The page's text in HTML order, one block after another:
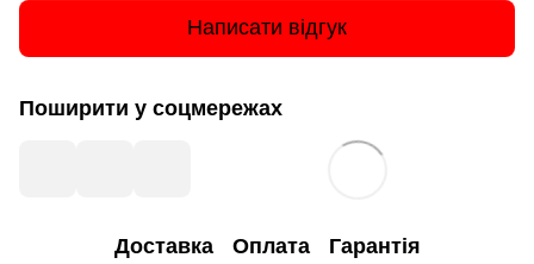
Написати відгук
Поширити у соцмережах
Доставка Оплата Гарантія